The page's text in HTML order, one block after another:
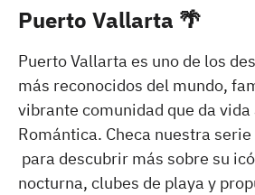
Puerto Vallarta 🌴
Puerto Vallarta es uno de los
más reconocidos del mundo,
vibrante comunidad que da vida
Romántica. Checa nuestra serie
para descubrir más sobre su
nocturna, clubes de playa y